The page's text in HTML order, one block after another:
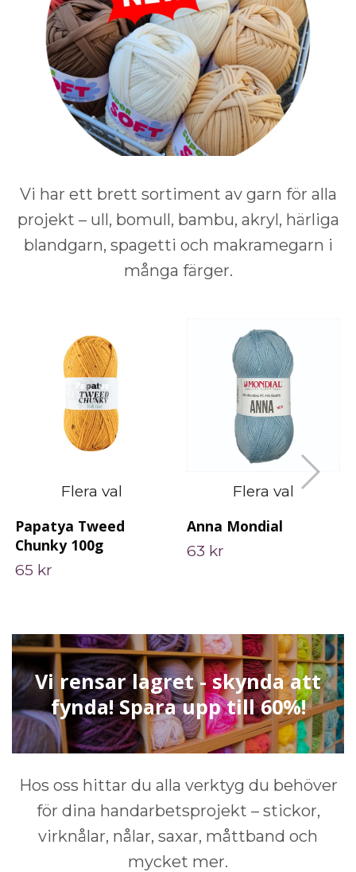
Vi har ett brett sortiment av garn för alla
projekt – ull, bomull, bambu, akryl, härliga
blandgarn, spagetti och makramegarn i
många färger.
Flera val
Papatya Tweed
Chunky 100g
65 kr
Flera val
Anna Mondial
63 kr
Vi rensar lagret - skynda att
fynda! Spara upp till 60%!
Hos oss hittar du alla verktyg du behöver
för dina handarbetsprojekt – stickor,
virknålar, nålar, saxar, måttband och
mycket mer.